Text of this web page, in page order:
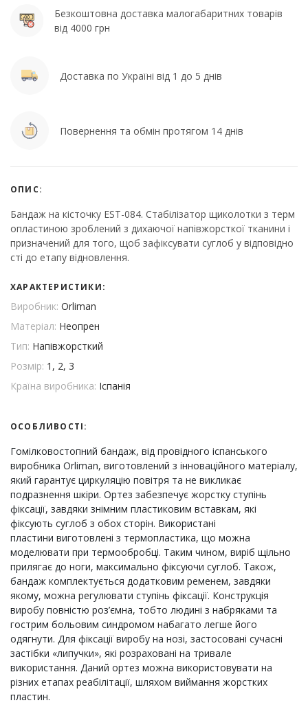
Безкоштовна доставка малогабаритних товарів
від 4000 грн
Доставка по Україні від 1 до 5 днів
Повернення та обмін протягом 14 днів
ОПИС:
Бандаж на кісточку EST-084. Стабілізатор щиколотки з терм
опластиною зроблений з дихаючої напівжорсткої тканини і
призначений для того, щоб зафіксувати суглоб у відповідно
сті до етапу відновлення.
ХАРАКТЕРИСТИКИ:
Виробник: Orliman
Матеріал: Неопрен
Тип: Напівжорсткий
Розмір: 1, 2, 3
Країна виробника: Іспанія
ОСОБЛИВОСТІ:
Гомілковостопний бандаж, від провідного іспанського
виробника Orliman, виготовлений з інноваційного матеріалу,
який гарантує циркуляцію повітря та не викликає
подразнення шкіри. Ортез забезпечує жорстку ступінь
фіксації, завдяки знімним пластиковим вставкам, які
фіксують суглоб з обох сторін. Використані
пластини виготовлені з термопластика, що можна
моделювати при термообробці. Таким чином, виріб щільно
прилягає до ноги, максимально фіксуючи суглоб. Також,
бандаж комплектується додатковим ременем, завдяки
якому, можна регулювати ступінь фіксації. Конструкція
виробу повністю роз’ємна, тобто людині з набряками та
гострим больовим синдромом набагато легше його
одягнути. Для фіксації виробу на нозі, застосовані сучасні
застібки «липучки», які розраховані на тривале
використання. Даний ортез можна використовувати на
різних етапах реабілітації, шляхом виймання жорстких
пластин.